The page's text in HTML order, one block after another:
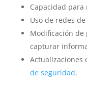
Capacidad
Uso de redes
Modificación de
capturar
Actualizaciones
de seguridad.